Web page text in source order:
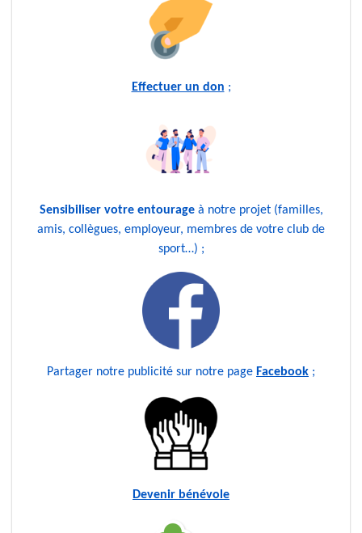
Effectuer un don ;
Sensibiliser votre entourageà notre projet (familles,
amis, collègues, employeur, membres de votre club de
sport…) ;
Partager notre publicité sur notre page Facebook ;
Devenir bénévole